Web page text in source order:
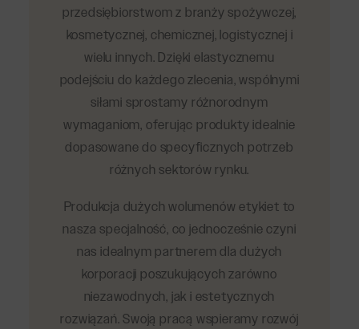
przedsiębiorstwom z branży spożywczej,
kosmetycznej, chemicznej, logistycznej i
wielu innych. Dzięki elastycznemu
podejściu do każdego zlecenia, wspólnymi
siłami sprostamy różnorodnym
wymaganiom, oferując produkty idealnie
dopasowane do specyficznych potrzeb
różnych sektorów rynku.
Produkcja dużych wolumenów etykiet to
nasza specjalność, co jednocześnie czyni
nas idealnym partnerem dla dużych
korporacji poszukujących zarówno
niezawodnych, jak i estetycznych
rozwiązań. Swoją pracą wspieramy rozwój